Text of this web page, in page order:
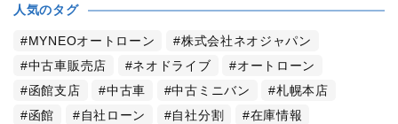
人気のタグ
MYNEOオートローン
株式会社ネオジャパン
中古車販売店
ネオドライブ
オートローン
函館支店
中古車 中古ミニバン
札幌本店
函館
自社ローン 自社分割
在庫情報